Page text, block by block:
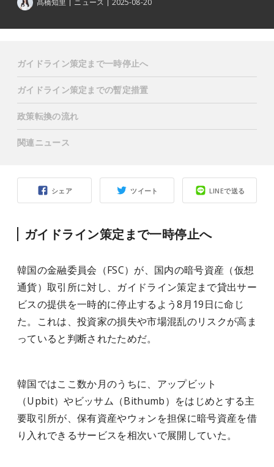
髙橋知里 ニュース 2025-08-20
シェア ツイート LINEで送る
ガイドライン策定まで一時停止へ
韓国の金融委員会（FSC）が、国内の暗号資産（仮想
通貨）取引所に対し、ガイドライン策定まで貸出サー
ビスの提供を一時的に停止するよう8月19日に命じ
た。これは、投資家の損失や市場混乱のリスクが高ま
っていると判断されたためだ。
韓国ではここ数か月のうちに、アップビット
（Upbit）やビッサム（Bithumb）をはじめとする主
要取引所が、保有資産やウォンを担保に暗号資産を借
り入れできるサービスを相次いで展開していた。
ガイドライン策定まで一時停止へ
ガイドライン策定までの暫定措置
政策転換の流れ
関連ニュース